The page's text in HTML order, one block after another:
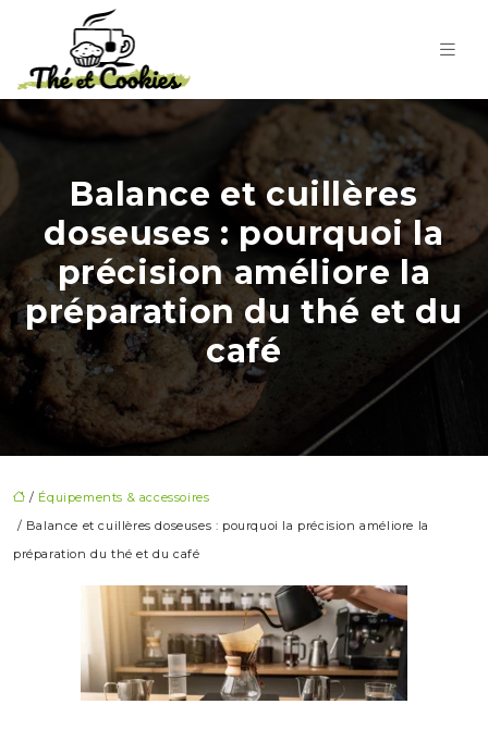
Balance et cuillères
doseuses : pourquoi la
précision améliore la
préparation du thé et du
café
/ Équipements & accessoires
/ Balance et cuillères doseuses : pourquoi la précision améliore la
préparation du thé et du café